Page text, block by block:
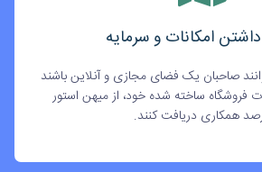
امکانات و سرمایه
صاحبان یک فضای مجازی و آنلاین باشند
فروشگاه ساخته شده خود، از میهن استور
همکاری دریافت کنند.